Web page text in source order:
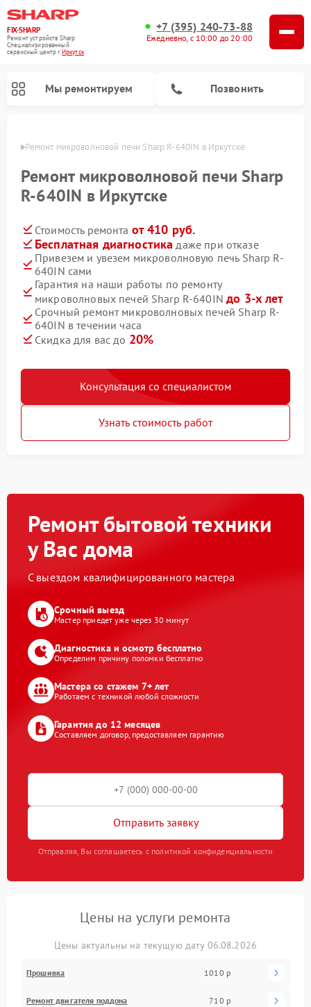
FIX-SHARP
Ремонт устройств Sharp
Специализированный
cервисный центр г.Иркутск
+7 (395) 240-73-88
Ежедневно, с 10:00 до 20:00
Мы ремонтируем Позвонить
Ремонт микроволновой печи Sharp R-640IN в Иркутске
Ремонт микроволновой печи Sharp
R-640IN в Иркутске
Стоимость ремонта от 410 руб.
Бесплатная диагностика даже при отказе
Привезем и увезем микроволновую печь Sharp R-
640IN сами
Гарантия на наши работы по ремонту
микроволновых печей Sharp R-640INдо 3-х лет
Срочный ремонт микроволновых печей Sharp R-
640IN в течении часа
Скидка для вас до 20%
Консультация со специалистом
Узнать стоимость работ
Ремонт бытовой техники
у Вас дома
С выездом квалифицированного мастера
Срочный выезд
Мастер приедет уже через 30 минут
Диагностика и осмотр бесплатно
Определим причину поломки бесплатно
Мастера со стажем 7+ лет
Работаем с техникой любой сложности
Гарантия до 12 месяцев
Составляем договор, предоставляем гарантию
Отправить заявку
Отправляя, Вы соглашаетесь с политикой конфиденциальности
Цены на услуги ремонта
Цены актуальны на текущую дату 06.08.2026
Прошивка 1010 р
Ремонт двигателя поддона 710 р